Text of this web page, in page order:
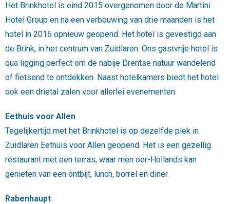
Het Brinkhotel is eind 2015 overgenomen door de Martini
Hotel Group en na een verbouwing van drie maanden is het
hotel in 2016 opnieuw geopend. Het hotel is gevestigd aan
de Brink, in het centrum van Zuidlaren. Ons gastvrije hotel is
qua ligging perfect om de nabije Drentse natuur wandelend
of fietsend te ontdekken. Naast hotelkamers biedt het hotel
ook een drietal zalen voor allerlei evenementen.
Eethuis voor Allen
Tegelijkertijd met het Brinkhotel is op dezelfde plek in
Zuidlaren Eethuis voor Allen geopend. Het is een gezellig
restaurant met een terras, waar men oer-Hollands kan
genieten van een ontbijt, lunch, borrel en diner.
Rabenhaupt